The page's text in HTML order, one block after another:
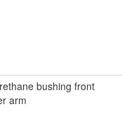
bushing front
arm